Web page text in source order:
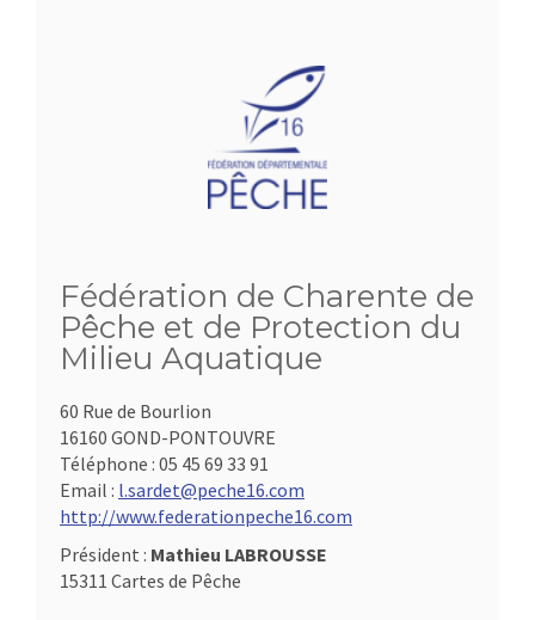
Fédération de Charente de
Pêche et de Protection du
Milieu Aquatique
60 Rue de Bourlion
16160 GOND-PONTOUVRE
Téléphone : 05 45 69 33 91
Email : l.sardet@peche16.com
http://www.federationpeche16.com
Président : Mathieu LABROUSSE
15311 Cartes de Pêche